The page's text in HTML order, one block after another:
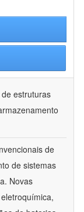
estruturas
de
de sistemas
Novas